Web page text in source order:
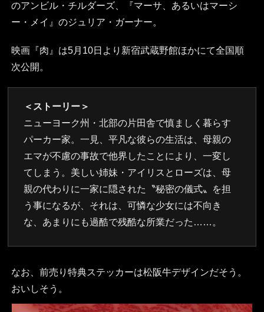
のアンビル・チルダーズ、『マーサ、あるいはマーシ
ー・メイ』のジュリア・ガーナー。
映画『肉』は5月10日より新宿武蔵野館ほかにて全国順
次公開。
＜ストーリー＞
ニューヨーク州・北部の片田舎で慎ましく暮らす
パーカー家。一見、平凡な彼らの生活は、母親の
エマが不慮の事故で他界したことにより、一変し
てしまう。美しい姉妹・アイリスとローズは、母
親の代わりに一家に隠された〝秘密の儀式〟を担
う事になるが、それは、可憐な少女には不向き
な、あまりにも過酷で残酷な所業だった……。
なお、前売り特典ステッカーは松阪牛デザインだそう。
おいしそう。